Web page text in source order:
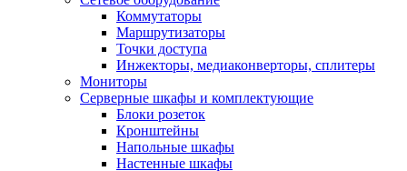
Коммутаторы
Маршрутизаторы
Точки доступа
Инжекторы, медиаконверторы, сплитеры
Мониторы
Серверные шкафы и комплектующие
Блоки розеток
Кронштейны
Напольные шкафы
Настенные шкафы